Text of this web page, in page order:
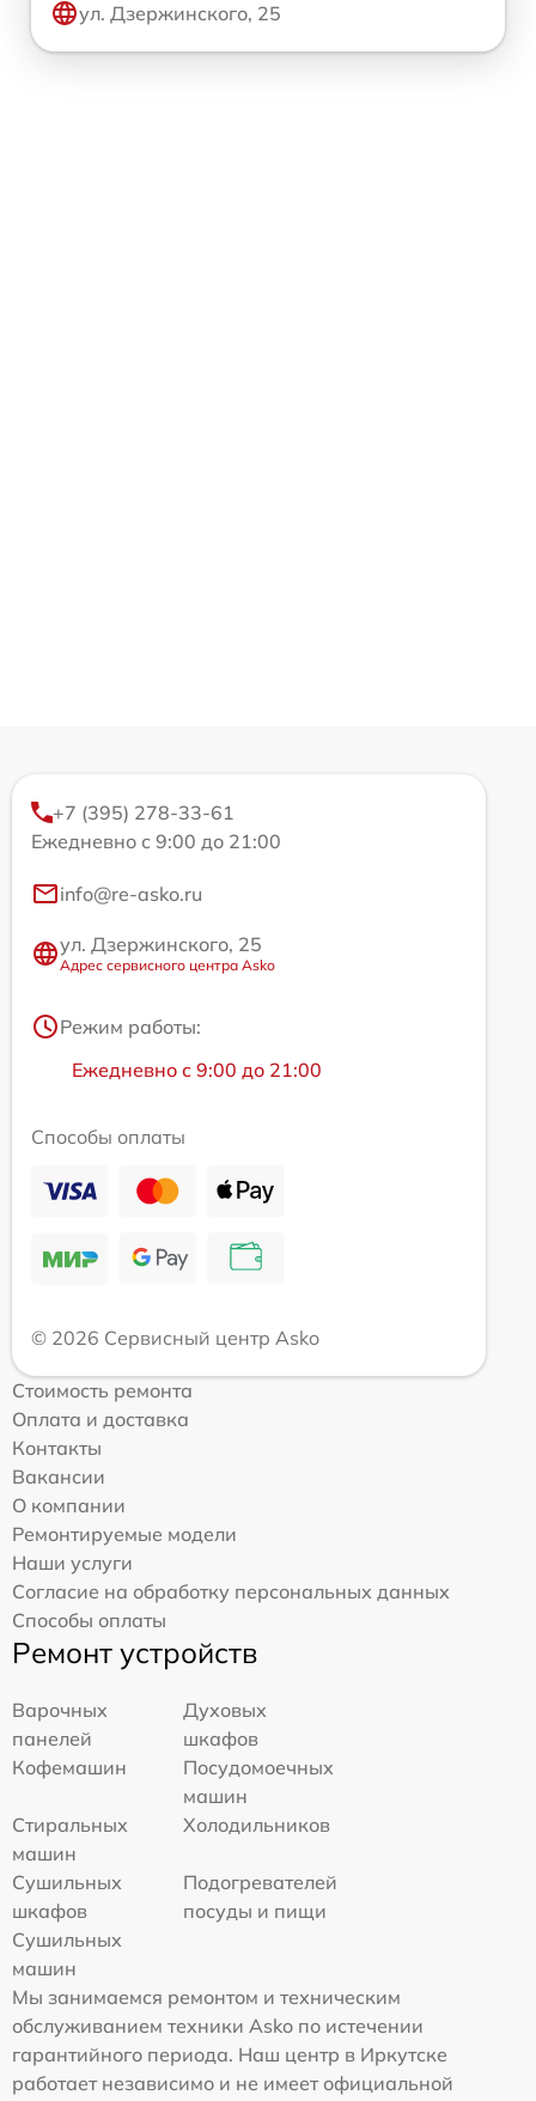
ул. Дзержинского, 25
+7 (395) 278-33-61
Ежедневно с 9:00 до 21:00
info@re-asko.ru
ул. Дзержинского, 25
Адрес сервисного центра Asko
Режим работы:
Ежедневно с 9:00 до 21:00
Способы оплаты
© 2026 Сервисный центр Asko
Стоимость ремонта
Оплата и доставка
Контакты
Вакансии
О компании
Ремонтируемые модели
Наши услуги
Согласие на обработку персональных данных
Способы оплаты
Ремонт устройств
Варочных
панелей
Духовых
шкафов
Кофемашин
Посудомоечных
машин
Стиральных
машин
Холодильников
Сушильных
шкафов
Подогревателей
посуды и пищи
Сушильных
машин
Мы занимаемся ремонтом и техническим
обслуживанием техники Asko по истечении
гарантийного периода. Наш центр в Иркутске
работает независимо и не имеет официальной